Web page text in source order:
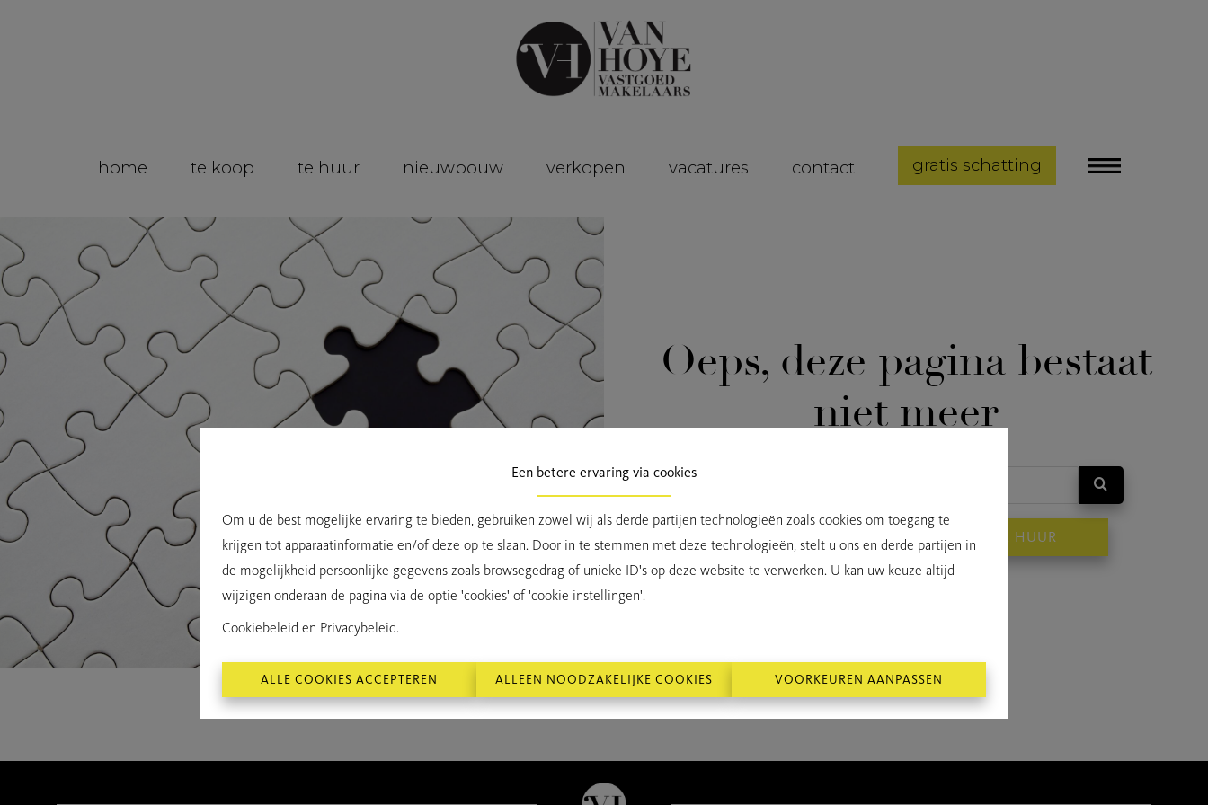
Een betere ervaring via cookies
Om u de best mogelijke ervaring te bieden, gebruiken zowel wij als derde partijen technologieën zoals cookies om toegang te
krijgen tot apparaatinformatie en/of deze op te slaan. Door in te stemmen met deze technologieën, stelt u ons en derde partijen in
de mogelijkheid persoonlijke gegevens zoals browsegedrag of unieke ID's op deze website te verwerken. U kan uw keuze altijd
wijzigen onderaan de pagina via de optie 'cookies' of 'cookie instellingen'.
Cookiebeleid en Privacybeleid.
ALLE COOKIES ACCEPTEREN ALLEEN NOODZAKELIJKE COOKIES VOORKEUREN AANPASSEN
home te koop te huur nieuwbouw verkopen vacatures contact gratis schatting
Oeps, deze pagina bestaat
niet meer
TE KOOP TE HUUR